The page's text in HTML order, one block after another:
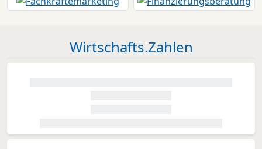
Wirtschafts.Zahlen